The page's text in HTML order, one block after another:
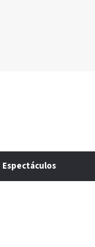
Espectáculos